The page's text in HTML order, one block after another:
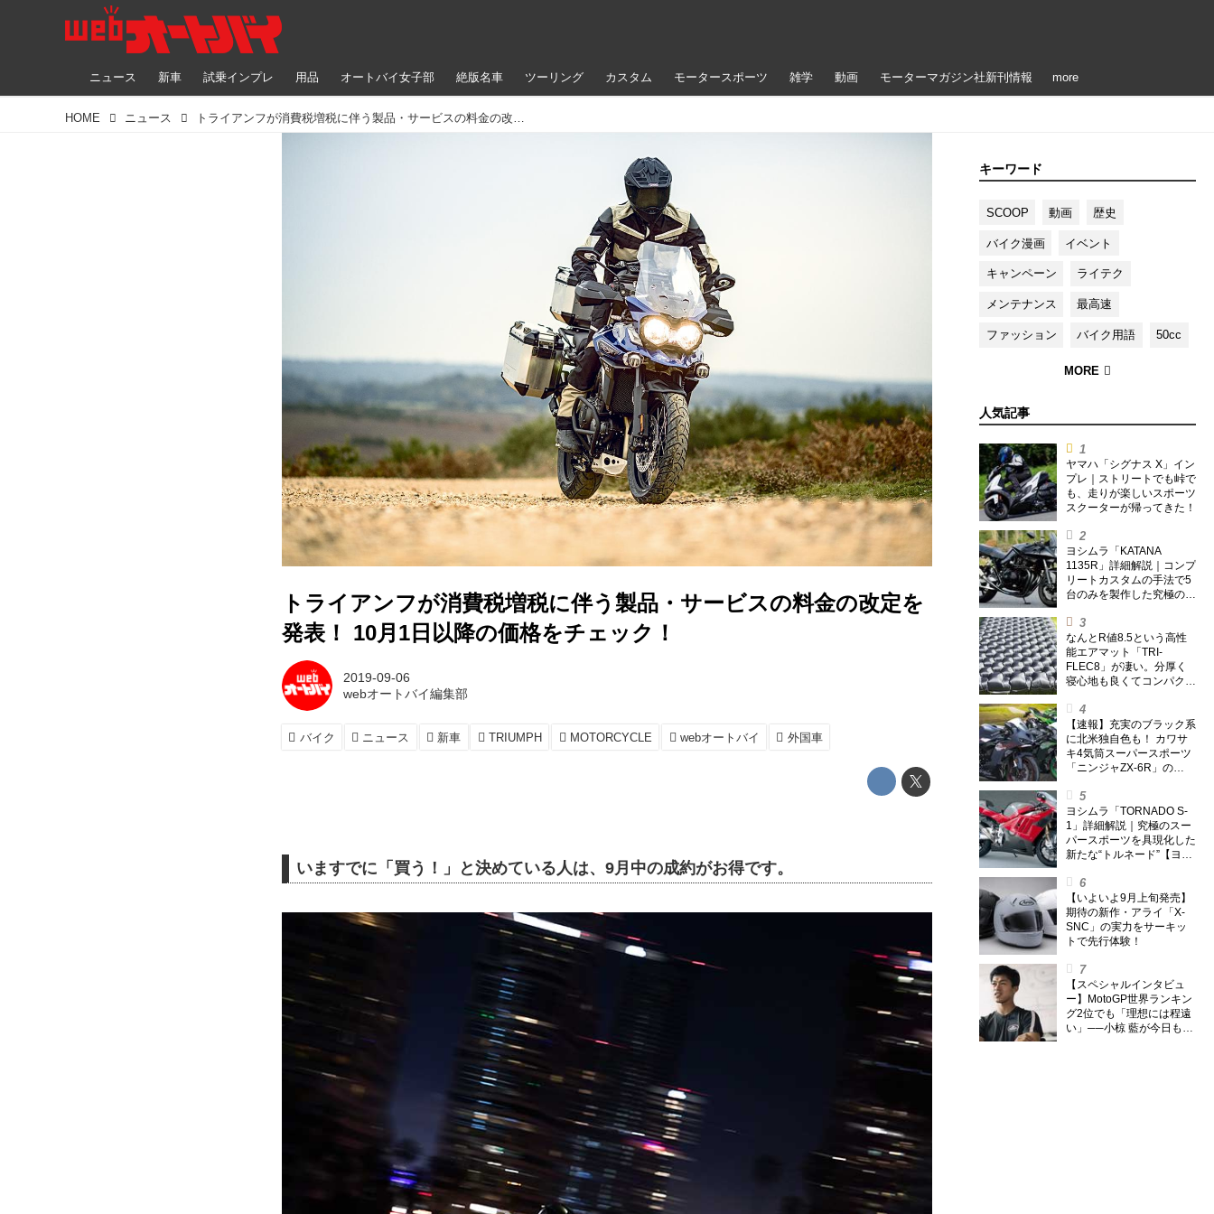
ニュース 新車 試乗インプレ 用品 オートバイ女子部 絶版名車 ツーリング カスタム モータースポーツ 雑学 動画 モーターマガジン社新刊情報 more
HOME ニュース トライアンフが消費税増税に伴う製品・サービスの料金の改定を発表！ 10月1日以降の価格をチェック！
トライアンフが消費税増税に伴う製品・サービスの料金の改定を
発表！ 10月1日以降の価格をチェック！
2019-09-06
webオートバイ編集部
バイク ニュース 新車 TRIUMPH MOTORCYCLE webオートバイ 外国車
キーワード
SCOOP 動画 歴史
バイク漫画 イベント
キャンペーン ライテク
メンテナンス 最高速
ファッション バイク用語 50cc
人気記事
ヤマハ「シグナス X」イン
プレ｜ストリートでも峠で
も、走りが楽しいスポーツ
スクーターが帰ってきた！
ヨシムラ「KATANA
1135R」詳細解説｜コンプ
リートカスタムの手法で5
台のみを製作した究極の銘
なんとR値8.5という高性
能エアマット「TRI-
FLEC8」が凄い。分厚く
寝心地も良くてコンパクト
トを試してみた〈若林浩志
のスーパー・カブカブ・ダ
イアリーズ Vol.385〉
【速報】充実のブラック系
に北米独自色も！ カワサ
キ4気筒スーパースポーツ
「ニンジャZX-6R」の
筒ニンジャも出たよ【海
外】
ヨシムラ「TORNADO S-
1」詳細解説｜究極のスー
パースポーツを具現化した
新たな“トルネード”【ヨシ
【いよいよ9月上旬発売】
期待の新作・アライ「X-
SNC」の実力をサーキッ
トで先行体験！
【スペシャルインタビュ
ー】MotoGP世界ランキン
グ2位でも「理想には程遠
い」──小椋 藍が今日も走
いますでに「買う！」と決めている人は、9月中の成約がお得です。